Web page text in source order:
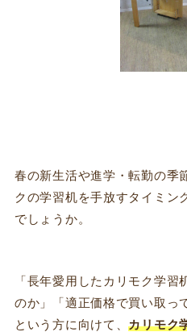
春の新生活や進学・転勤の季
クの学習机を手放すタイミン
でしょうか。
「長年愛用したカリモク学
のか」「適正価格で買い取っ
という方に向けて、カリモク